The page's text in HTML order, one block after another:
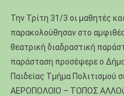
Την Τρίτη 31/3 οι μαθητές
παρακολούθησαν στο
θεατρική διαδραστική
παράσταση προσέφερε ο
Παιδείας Τμήμα Πολιτισμού
ΑΕΡΟΠΟΛΟΙΟ – ΤΟΠΟΣ ΑΛΛΟύ